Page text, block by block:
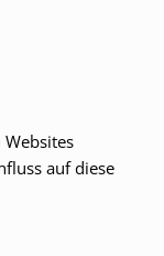
auf diese